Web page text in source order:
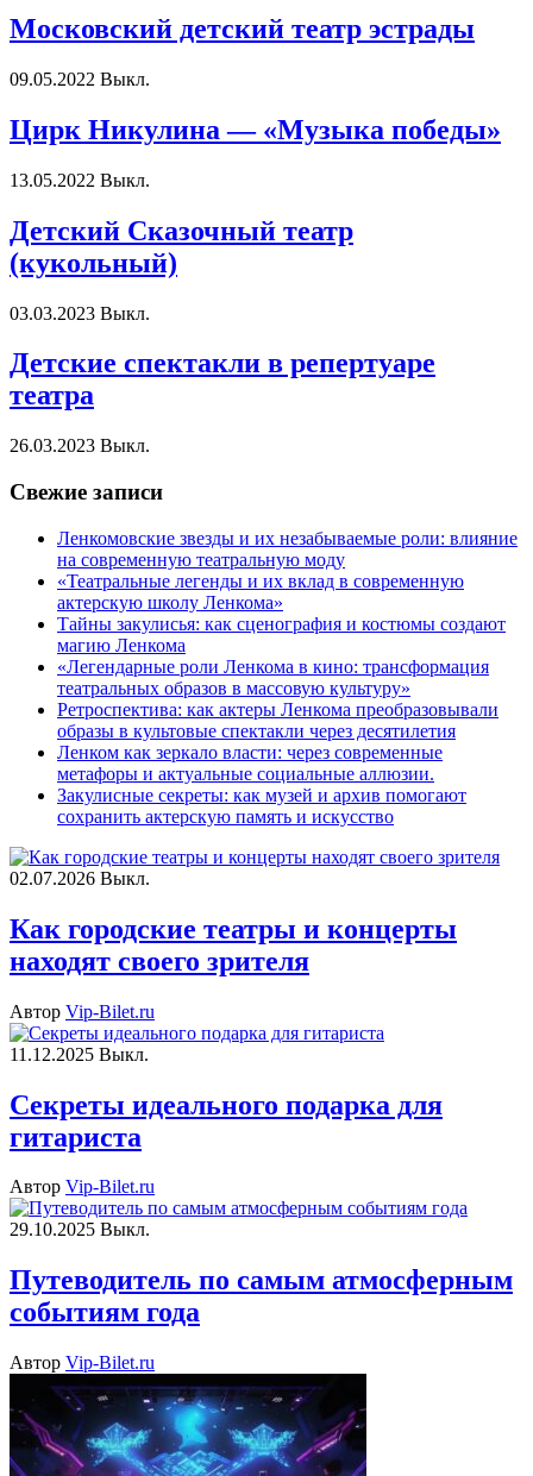
Московский детский театр эстрады
09.05.2022 Выкл.
Цирк Никулина — «Музыка победы»
13.05.2022 Выкл.
Детский Сказочный театр
(кукольный)
03.03.2023 Выкл.
Детские спектакли в репертуаре
театра
26.03.2023 Выкл.
Свежие записи
Ленкомовские звезды и их незабываемые роли: влияние
на современную театральную моду
«Театральные легенды и их вклад в современную
актерскую школу Ленкома»
Тайны закулисья: как сценография и костюмы создают
магию Ленкома
«Легендарные роли Ленкома в кино: трансформация
театральных образов в массовую культуру»
Ретроспектива: как актеры Ленкома преобразовывали
образы в культовые спектакли через десятилетия
Ленком как зеркало власти: через современные
метафоры и актуальные социальные аллюзии.
Закулисные секреты: как музей и архив помогают
сохранить актерскую память и искусство
02.07.2026 Выкл.
Как городские театры и концерты
находят своего зрителя
Автор Vip-Bilet.ru
11.12.2025 Выкл.
Секреты идеального подарка для
гитариста
Автор Vip-Bilet.ru
29.10.2025 Выкл.
Путеводитель по самым атмосферным
событиям года
Автор Vip-Bilet.ru